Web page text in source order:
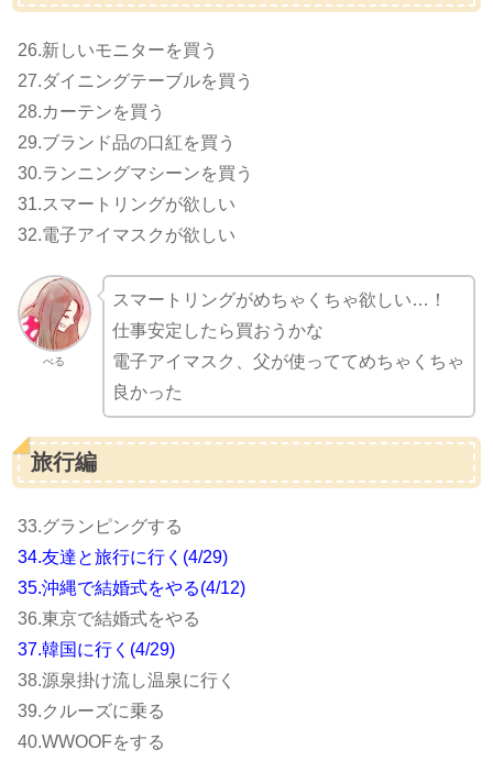
26.新しいモニターを買う
27.ダイニングテーブルを買う
28.カーテンを買う
29.ブランド品の口紅を買う
30.ランニングマシーンを買う
31.スマートリングが欲しい
32.電子アイマスクが欲しい
べる
スマートリングがめちゃくちゃ欲しい…！
仕事安定したら買おうかな
電子アイマスク、父が使っててめちゃくちゃ
良かった
旅行編
33.グランピングする
34.友達と旅行に行く(4/29)
35.沖縄で結婚式をやる(4/12)
36.東京で結婚式をやる
37.韓国に行く(4/29)
38.源泉掛け流し温泉に行く
39.クルーズに乗る
40.WWOOFをする